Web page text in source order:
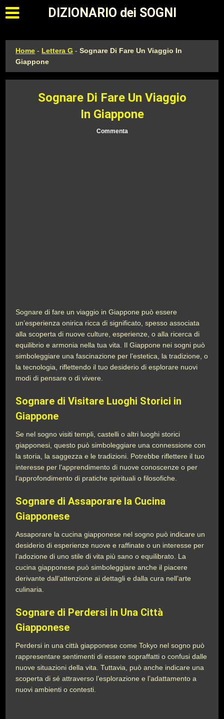
Apri il menu principale
DIZIONARIO dei SOGNI
Home - Lettera G -Sognare Di Fare Un Viaggio In
Giappone
Sognare Di Fare Un Viaggio
In Giappone
Commenta
Sognare di fare un viaggio in Giappone può essere
un’esperienza onirica ricca di significato, spesso associata
alla scoperta di nuove culture, esperienze, o alla ricerca di
equilibrio e armonia nella tua vita. Il Giappone nei sogni può
simboleggiare una fascinazione per l’estetica, la tradizione, o
la tecnologia, riflettendo il tuo desiderio di esplorare nuovi
modi di pensare o di vivere.
Sognare di Visitare Luoghi Storici in
Giappone
Se nel sogno visiti templi, castelli o altri luoghi storici
giapponesi, questo può simboleggiare una connessione con
la storia, la saggezza e le tradizioni. Potrebbe riflettere il tuo
interesse per l’apprendimento di nuove conoscenze o per
l’approfondimento di pratiche spirituali o filosofiche.
Sognare di Assaporare la Cucina
Giapponese
Assaporare la cucina giapponese nel sogno può indicare un
desiderio di esperienze nuove e raffinate o un interesse per
l’adozione di uno stile di vita più sano o equilibrato. La
cucina giapponese può simboleggiare anche il piacere
derivante dall’attenzione ai dettagli e dalla cura nell’arte
culinaria.
Sognare di Perdersi in Una Città
Giapponese
Perdersi in una città giapponese come Tokyo nel sogno può
rappresentare sentimenti di essere sopraffatti o confusi dalle
nuove situazioni della vita. Tuttavia, può anche indicare una
scoperta di sé attraverso l’esplorazione e l’adattamento a
nuovi ambienti o contesti.